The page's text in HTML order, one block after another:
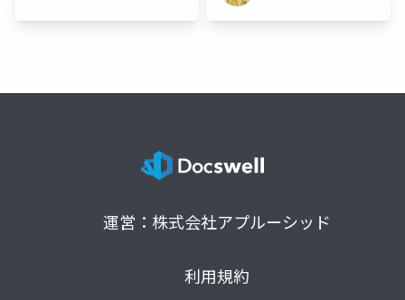
運営：株式会社アプルーシッド
利用規約